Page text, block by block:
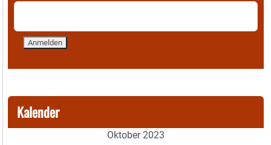
Kalender
Oktober 2023